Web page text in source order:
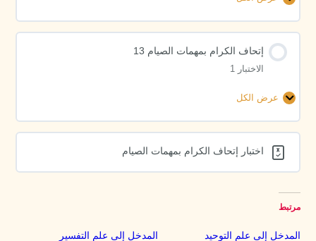
إتحاف
الكرام
الصيام
12
إتحاف الكرام بمهمات الصيام 13
الاختبار 1
عرض الكل
إتحاف
الكرام
الصيام
13
اختبار إتحاف الكرام بمهمات الصيام
مرتبط
المدخل إلى علم التوحيد
المدخل إلى علم التفسير